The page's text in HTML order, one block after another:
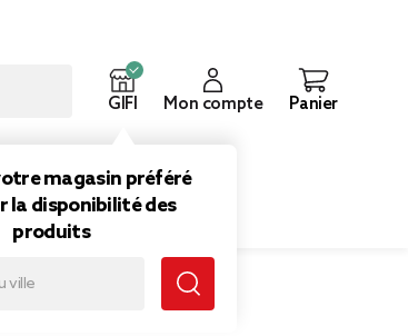
GIFI
magasin préféré
la disponibilité des
produits
Mon compte Panier
orange cuivré 17x21cm